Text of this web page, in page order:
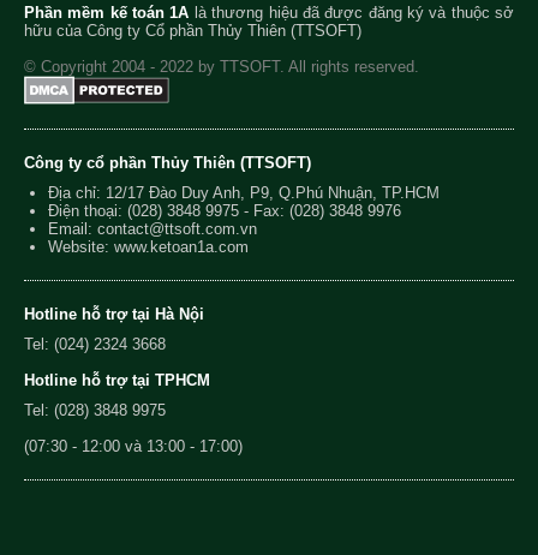
Phần mềm kế toán 1A là thương hiệu đã được đăng ký và thuộc sở
hữu của Công ty Cổ phần Thủy Thiên (TTSOFT)
© Copyright 2004 - 2022 by TTSOFT. All rights reserved.
Công ty cổ phần Thủy Thiên (TTSOFT)
Địa chỉ: 12/17 Đào Duy Anh, P9, Q.Phú Nhuận, TP.HCM
Điện thoại: (028) 3848 9975 - Fax: (028) 3848 9976
Email: contact@ttsoft.com.vn
Website: www.ketoan1a.com
Hotline hỗ trợ tại Hà Nội
Tel: (024) 2324 3668
Hotline hỗ trợ tại TPHCM
Tel: (028) 3848 9975
(07:30 - 12:00 và 13:00 - 17:00)